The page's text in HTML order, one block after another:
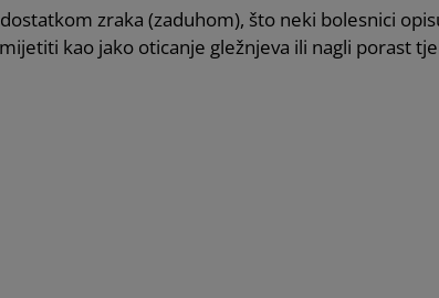
zraka (zaduhom), što neki bolesnici
kao jako oticanje gležnjeva ili nagli porast